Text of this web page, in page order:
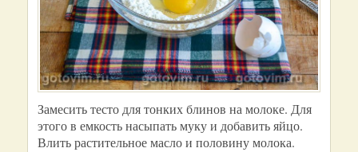
Замесить тесто для тонких блинов на молоке. Для
этого в емкость насыпать муку и добавить яйцо.
Влить растительное масло и половину молока.